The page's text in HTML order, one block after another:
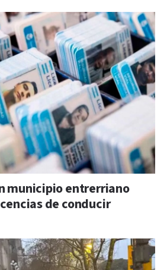
municipio entrerriano
de conducir